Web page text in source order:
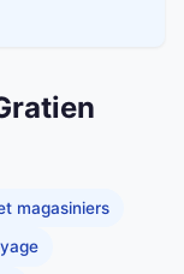
magasiniers